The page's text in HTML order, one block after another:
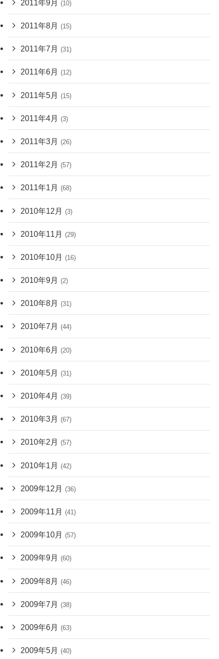
2011年9月 (10)
2011年8月 (15)
2011年7月 (31)
2011年6月 (12)
2011年5月 (15)
2011年4月 (3)
2011年3月 (26)
2011年2月 (57)
2011年1月 (68)
2010年12月 (3)
2010年11月 (29)
2010年10月 (16)
2010年9月 (2)
2010年8月 (31)
2010年7月 (44)
2010年6月 (20)
2010年5月 (31)
2010年4月 (39)
2010年3月 (67)
2010年2月 (57)
2010年1月 (42)
2009年12月 (36)
2009年11月 (41)
2009年10月 (57)
2009年9月 (60)
2009年8月 (46)
2009年7月 (38)
2009年6月 (63)
2009年5月 (40)